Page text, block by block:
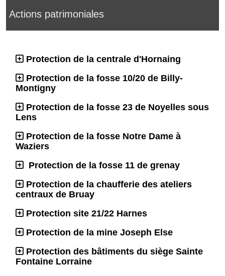
Actions patrimoniales
Protection de la centrale d'Hornaing
Protection de la fosse 10/20 de Billy-
Montigny
Protection de la fosse 23 de Noyelles sous
Lens
Protection de la fosse Notre Dame à
Waziers
Protection de la fosse 11 de grenay
Protection de la chaufferie des ateliers
centraux de Bruay
Protection site 21/22 Harnes
Protection de la mine Joseph Else
Protection des bâtiments du siège Sainte
Fontaine Lorraine